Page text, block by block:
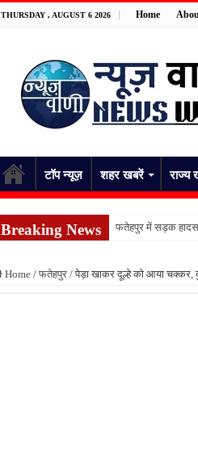
THURSDAY , AUGUST 6 2026 Home
टॉप न्यूज़ शहर खबरें राज्य
Breaking News फतेहपुर में सड़क
फतेहपुर में ट्रेन
Home / फतेहपुर / पेड़ा खाकर दूल्हे को आया चक्कर,